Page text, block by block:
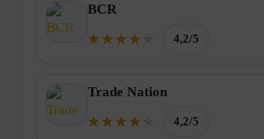
BCR
4,2/5
Trade Nation
4,2/5